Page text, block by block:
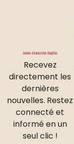
Recevez
directement les
dernières
nouvelles. Restez
connecté et
informé en un
seul clic !